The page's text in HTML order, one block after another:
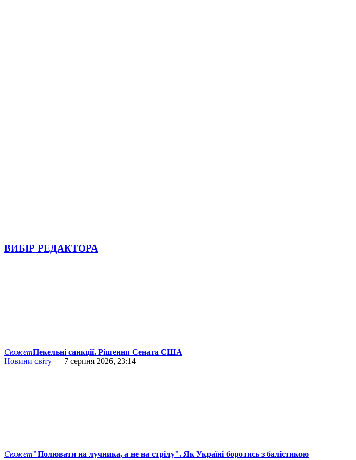
ВИБІР РЕДАКТОРА
СюжетПекельні санкції. Рішення Сената США
Новини світу — 7 серпня 2026, 23:14
Сюжет"Полювати на лучника, а не на стрілу". Як Україні боротись з балістикою